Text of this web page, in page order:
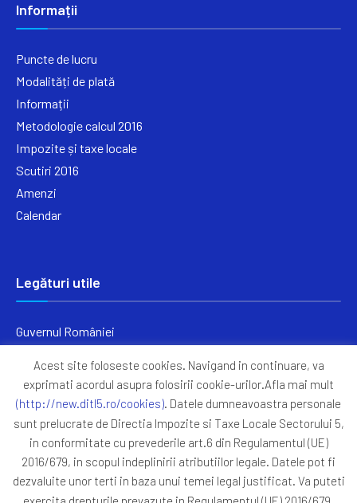
Informații
Puncte de lucru
Modalități de plată
Informații
Metodologie calcul 2016
Impozite și taxe locale
Scutiri 2016
Amenzi
Calendar
Legături utile
Guvernul României
Primăria Sectorul 5
ANAF
Protocoale
GDPR
Harta Site
Acest site foloseste cookies. Navigand in continuare, va
exprimati acordul asupra folosirii cookie-urilor.Afla mai mult
(http://new.ditl5.ro/cookies). Datele dumneavoastra personale
sunt prelucrate de Directia Impozite si Taxe Locale Sectorului 5,
in conformitate cu prevederile art.6 din Regulamentul (UE)
2016/679, in scopul indeplinirii atributiilor legale. Datele pot fi
dezvaluite unor terti in baza unui temei legal justificat. Va puteti